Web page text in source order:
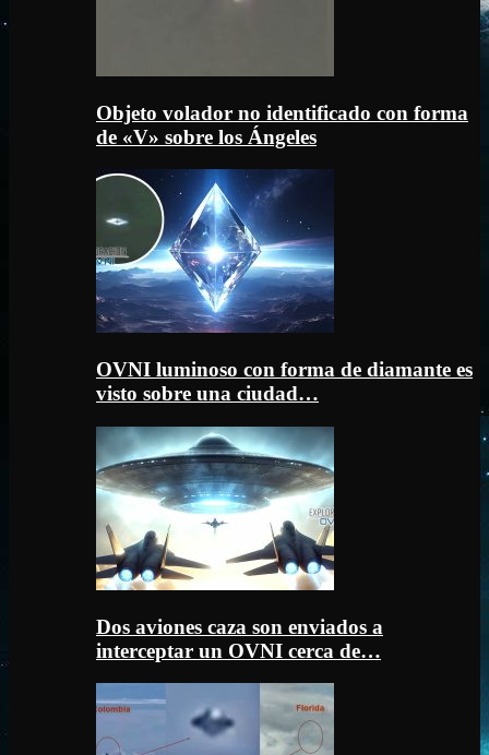
Objeto volador no identificado con forma
de «V» sobre los Ángeles
OVNI luminoso con forma de diamante es
visto sobre una ciudad…
Dos aviones caza son enviados a
interceptar un OVNI cerca de…